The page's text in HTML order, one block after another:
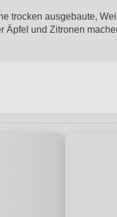
trocken ausgebaute,
und Zitronen